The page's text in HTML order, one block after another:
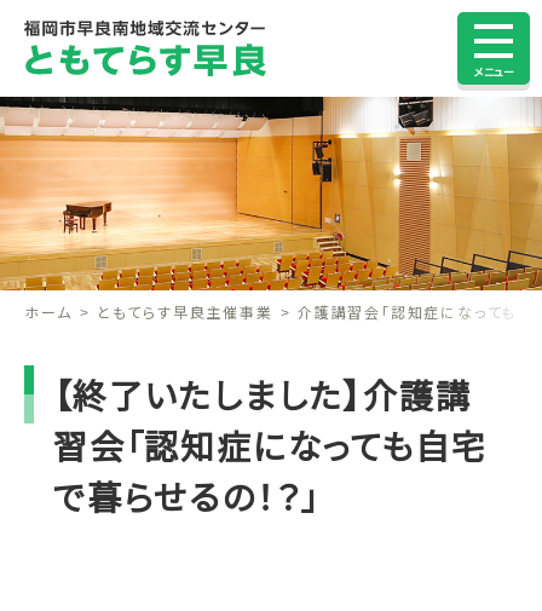
メニュー
ホーム ともてらす早良主催事業 介護講習会「認知症になっても自
【終了いたしました】介護講
習会「認知症になっても自宅
で暮らせるの！？」